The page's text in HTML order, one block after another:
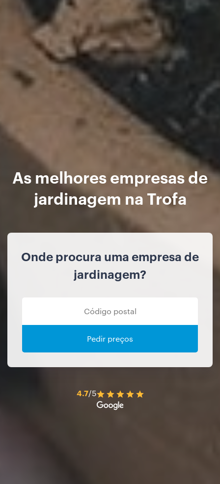
As melhores empresas de
jardinagem na Trofa
Onde procura uma empresa de
jardinagem?
Pedir preços
4.7/5